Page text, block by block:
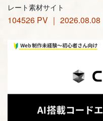
レート素材サイト
104526 PV ｜ 2026.08.08